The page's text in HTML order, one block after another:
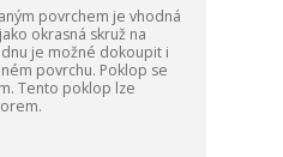
povrchem je vhodná
okrasná skruž na
je možné dokoupit i
povrchu. Poklop se
Tento poklop lze